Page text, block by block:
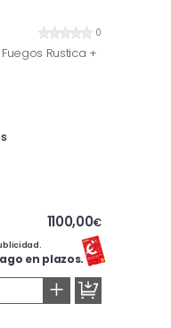
0
Rustica +
1100,00€
en plazos.
+